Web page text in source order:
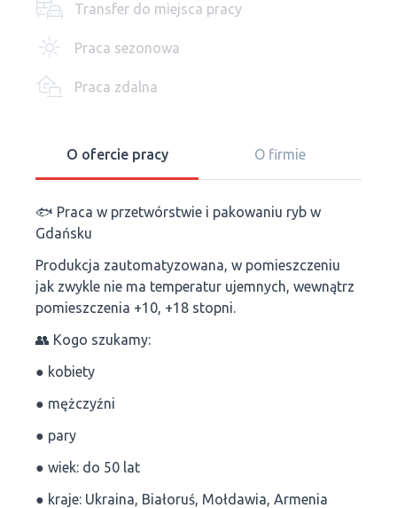
Transfer do miejsca pracy
Praca sezonowa
Praca zdalna
O ofercie pracy O firmie
🐟 Praca w przetwórstwie i pakowaniu ryb w
Gdańsku
Produkcja zautomatyzowana, w pomieszczeniu
jak zwykle nie ma temperatur ujemnych, wewnątrz
pomieszczenia +10, +18 stopni.
👥 Kogo szukamy:
● kobiety
● mężczyźni
● pary
● wiek: do 50 lat
● kraje: Ukraina, Białoruś, Mołdawia, Armenia